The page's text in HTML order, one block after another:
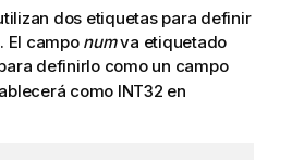
dos etiquetas para definir
El campo numva etiquetado
definirlo como un campo
como INT32 en